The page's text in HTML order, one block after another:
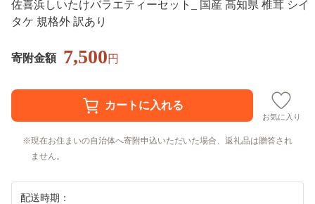
佐喜浜しいたけバラエティーセット_ 国産 高知県 椎茸 シイ
タケ 規格外 訳あり
寄附金額 7,500円
お気に入り
現在お住まいの自治体へ寄附申込いただいた場合、返礼品は贈答され
ません。
配送時期：